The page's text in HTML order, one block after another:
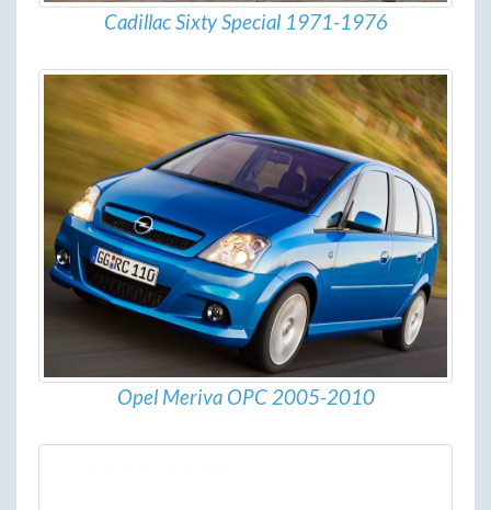
Cadillac Sixty Special 1971-1976
Opel Meriva OPC 2005-2010